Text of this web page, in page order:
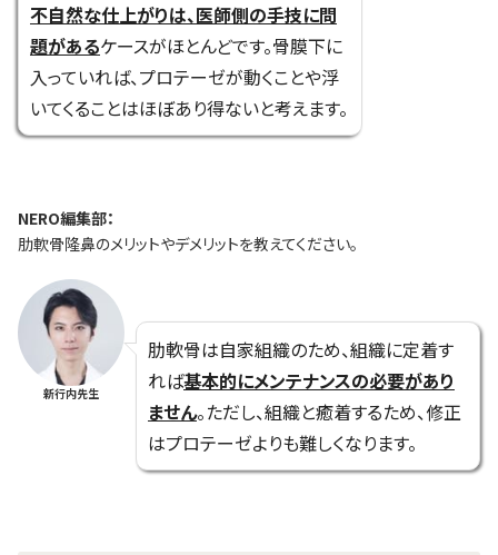
不自然な仕上がりは、医師側の手技に問
題があるケースがほとんどです。骨膜下に
入っていれば、プロテーゼが動くことや浮
いてくることはほぼあり得ないと考えます。
NERO編集部：
肋軟骨隆鼻のメリットやデメリットを教えてください。
新行内先生
肋軟骨は自家組織のため、組織に定着す
れば基本的にメンテナンスの必要があり
ません。ただし、組織と癒着するため、修正
はプロテーゼよりも難しくなります。